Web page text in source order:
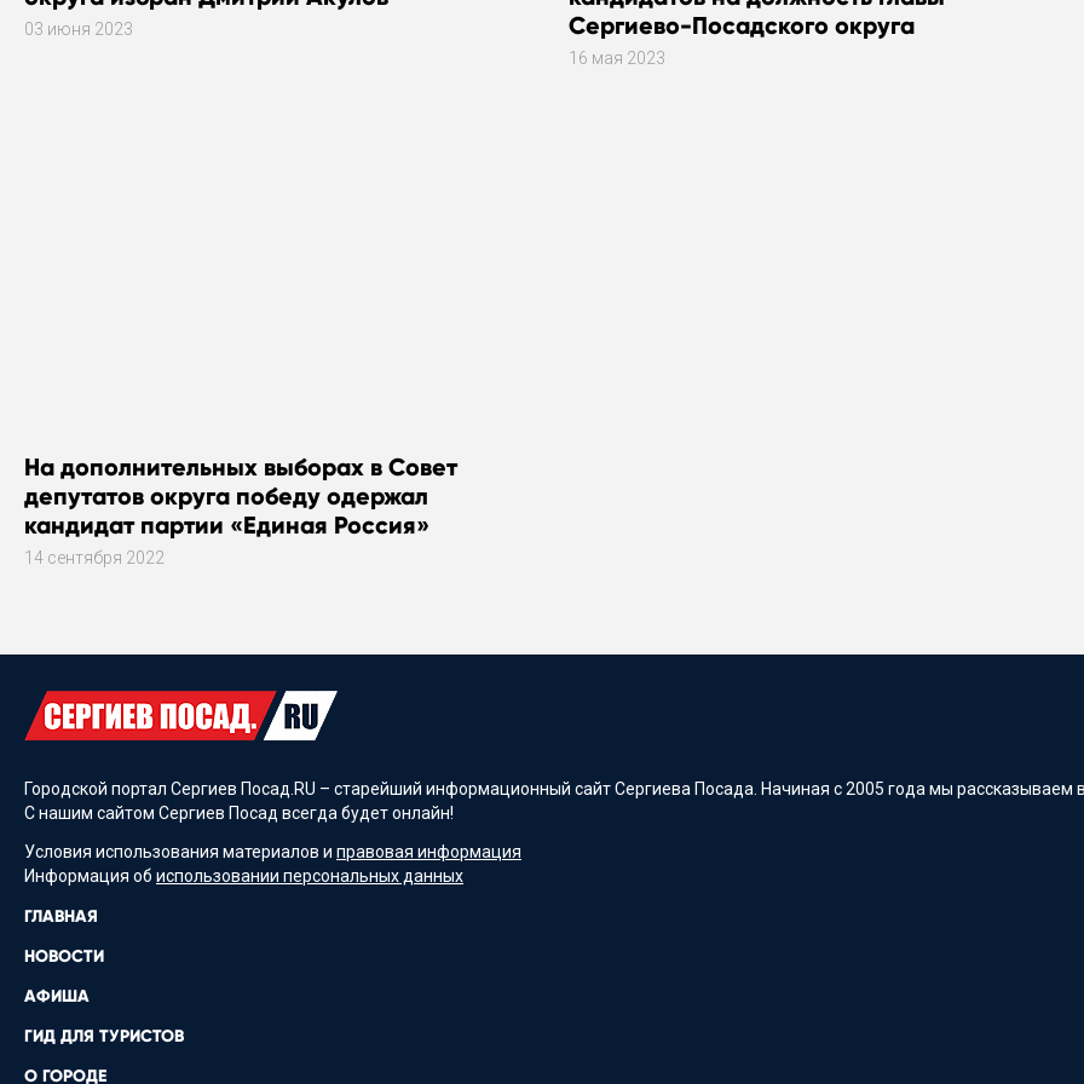
03 июня 2023
Сергиево-Посадского округа
16 мая 2023
На дополнительных выборах в Совет
депутатов округа победу одержал
кандидат партии «Единая Россия»
14 сентября 2022
Городской портал Сергиев Посад.RU – старейший информационный сайт Сергиева Посада. Начиная с 2005 года мы
С нашим сайтом Сергиев Посад всегда будет онлайн!
Условия использования материалов и правовая информация
Информация об использовании персональных данных
ГЛАВНАЯ
НОВОСТИ
АФИША
ГИД ДЛЯ ТУРИСТОВ
О ГОРОДЕ